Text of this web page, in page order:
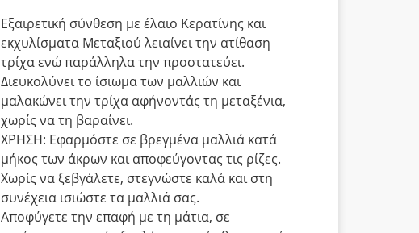
Εξαιρετική σύνθεση με έλαιο Κερατίνης και
εκχυλίσματα Μεταξιού λειαίνει την ατίθαση
τρίχα ενώ παράλληλα την προστατεύει.
Διευκολύνει το ίσιωμα των μαλλιών και
μαλακώνει την τρίχα αφήνοντάς τη μεταξένια,
χωρίς να τη βαραίνει.
ΧΡΗΣΗ: Εφαρμόστε σε βρεγμένα μαλλιά κατά
μήκος των άκρων και αποφεύγοντας τις ρίζες.
Χωρίς να ξεβγάλετε, στεγνώστε καλά και στη
συνέχεια ισιώστε τα μαλλιά σας.
Αποφύγετε την επαφή με τη μάτια, σε